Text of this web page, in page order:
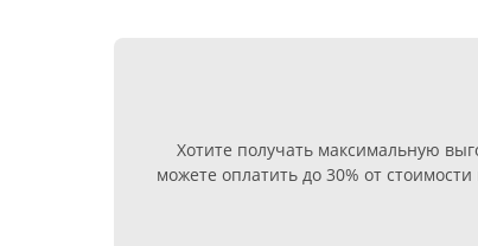
Хотите получать максимальную
можете оплатить до 30% от